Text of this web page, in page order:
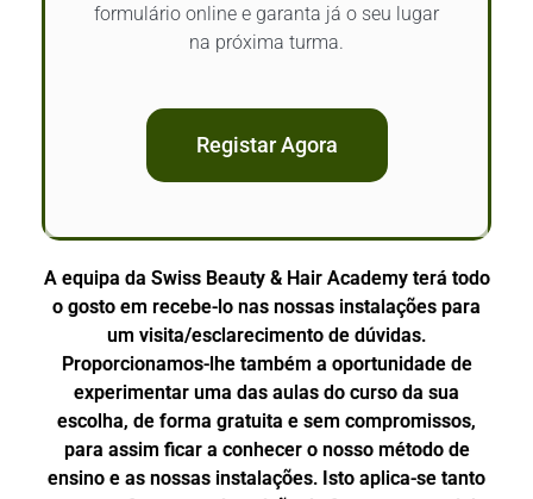
formulário online e garanta já o seu lugar
na próxima turma.
Registar Agora
A equipa da Swiss Beauty & Hair Academy terá todo
o gosto em recebe-lo nas nossas instalações para
um visita/esclarecimento de dúvidas.
Proporcionamos-lhe também a oportunidade de
experimentar uma das aulas do curso da sua
escolha, de forma gratuita e sem compromissos,
para assim ficar a conhecer o nosso método de
ensino e as nossas instalações. Isto aplica-se tanto